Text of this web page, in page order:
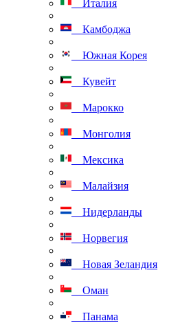
Италия
Камбоджа
Южная Корея
Кувейт
Марокко
Монголия
Мексика
Малайзия
Нидерланды
Норвегия
Новая Зеландия
Оман
Панама